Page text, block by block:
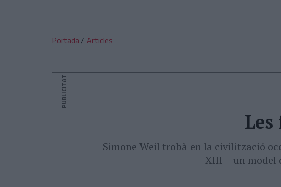
Portada Articles
PUBLICITAT
Simone Weil trobà en la civilització
XIII— un model